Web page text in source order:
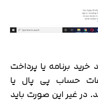
برنامه یا پرداخت
حساب پی پال یا
در غیر این صورت باید